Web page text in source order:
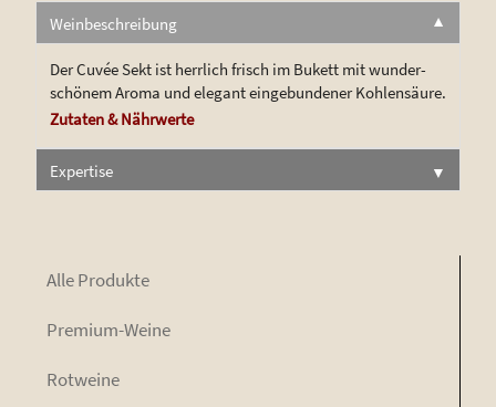
Weinbeschreibung ▼
Der Cuvée Sekt ist herr­lich frisch im Bukett mit wun­der­
schö­nem Aro­ma und ele­gant ein­ge­bun­de­ner Kohlensäure.
Zuta­ten & Nährwerte
Expertise ▼
Alle Pro­duk­te
Pre­mi­um-Wei­ne
Rot­wei­ne